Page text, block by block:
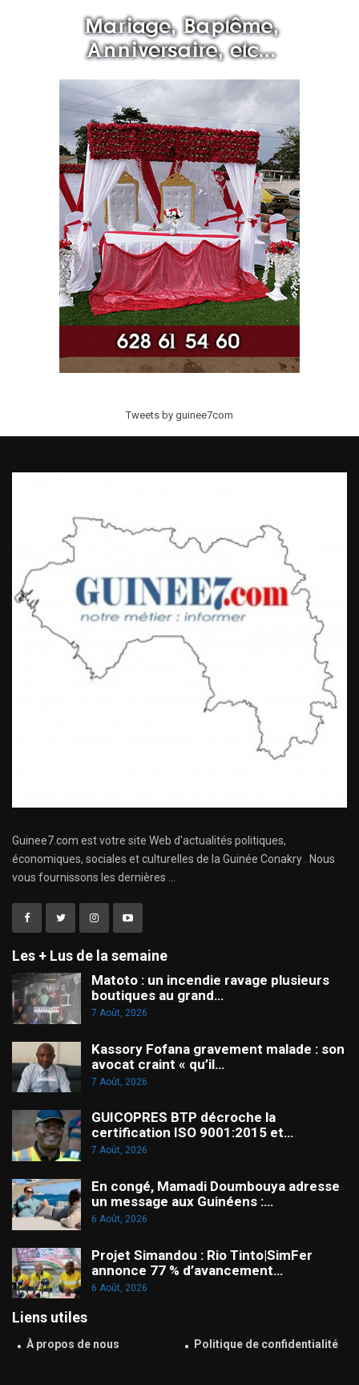
Tweets by guinee7com
Guinee7.com est votre site Web d'actualités politiques,
économiques, sociales et culturelles de la Guinée Conakry . Nous
vous fournissons les dernières ...
Les + Lus de la semaine
Matoto : un incendie ravage plusieurs
boutiques au grand…
7 Août, 2026
Kassory Fofana gravement malade : son
avocat craint « qu’il…
7 Août, 2026
GUICOPRES BTP décroche la
certification ISO 9001:2015 et…
7 Août, 2026
En congé, Mamadi Doumbouya adresse
un message aux Guinéens :…
6 Août, 2026
Projet Simandou : Rio Tinto|SimFer
annonce 77 % d’avancement…
6 Août, 2026
Liens utiles
À propos de nous Politique de confidentialité